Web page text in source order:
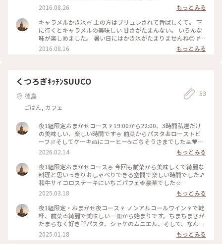
2016.08.26
もっとみる
キャラメルかき氷🍧 上の方はブリュレされて香ばしくて。 下
に行くとキャラメルの美味しい 甘さがたまんない。 いろんな
味が楽しめました。 暑い日にはかき氷がたまりませんね😊 #ひ
んやり #カフェ
2016.08.16 もっとみる
くつろぎｷｯﾁﾝSUUCO
徳島
ごはん, カフェ
53
夜1組限定おまかせコース🍷19:00から22:00、3時間私達だけ
の美味しい、楽しい時間です🍚 前菜からパスタ🍝ローストビ
ーフ🍖そしてケーキ🍰にコーヒー☕️ごちそうさまでした🙏♥️美
味しい料理とこの空間でストレス発散✨月1回行けたらいい
な、今年もお世話になりたい大切なお店です☺️☺️☺️☺️
2026.1.19 #くつろぎキッチンSUUCO #1組限定 #おまかせコ
ース
2026.02.14
もっとみる
夜1組限定おまかせコース🍚 今回も前菜から美味しくて綺麗な
料理と思いっきりおしゃべりできる空間で楽しい時間でした🎵
和牛サイコロステーキにいちごパフェ🍓豪華でした☺️
2025.2.21 #くつろぎキッチンSUUCO #夜1組限定おまかせコー
ス #大好きな店
2025.03.18
もっとみる
夜1組限定・おまかせ夜コース🍷 ノンアルコールワイン🍷で乾
杯、前菜🍅綺麗で美味しい一皿から始まりです。ちまちまさが
たまらなく好き♡パスタ、シャケのムニエル、そして、なんと
GODIVAのエクレア🍫がデザートに🎵今年も沢山お世話にな
り、そして、来年もよろしくと挨拶をして笑顔で帰って来まし
2025.01.18 もっとみる